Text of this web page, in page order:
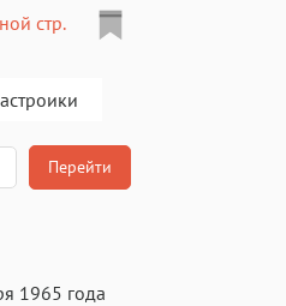
стр.
Перейти
1965 года